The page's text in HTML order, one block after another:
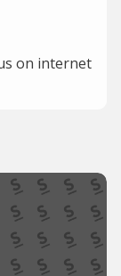
on internet